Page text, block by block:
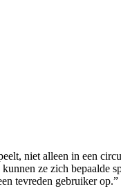
niet alleen in een
ze zich
tevreden gebruiker op.”